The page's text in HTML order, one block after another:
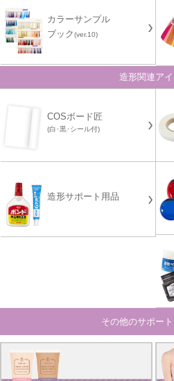
カラーサンプル
ブック(ver.10)
造形関連ア
COSボード匠
(白･黒･シール付)
造形サポート用品
その他のサポー